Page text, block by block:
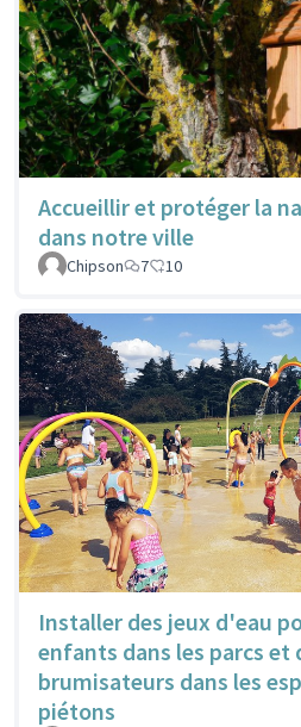
Accueillir et protéger la
dans notre ville
Chipson
7 10
Installer des jeux d'eau
enfants dans les parcs et
brumisateurs dans les
piétons